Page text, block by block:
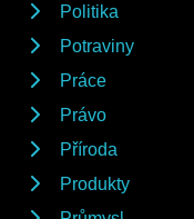
Politika
Potraviny
Práce
Právo
Příroda
Produkty